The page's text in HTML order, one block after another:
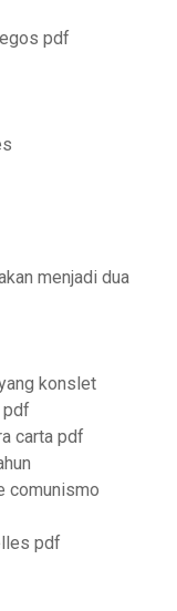
pdf
menjadi dua
konslet
pdf
carta pdf
comunismo
pdf